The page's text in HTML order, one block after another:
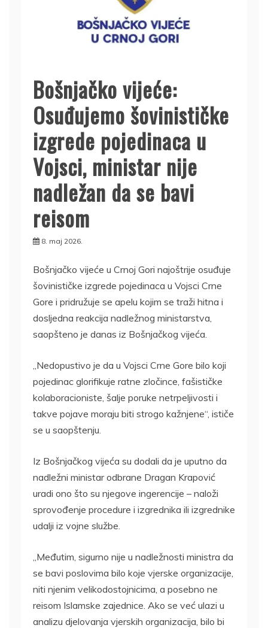
Bošnjačko vijeće:
Osuđujemo šovinističke
izgrede pojedinaca u
Vojsci, ministar nije
nadležan da se bavi
reisom
8. maj 2026.
Bošnjačko vijeće u Crnoj Gori najoštrije osuđuje
šovinističke izgrede pojedinaca u Vojsci Crne
Gore i pridružuje se apelu kojim se traži hitna i
dosljedna reakcija nadležnog ministarstva,
saopšteno je danas iz Bošnjačkog vijeća.
„Nedopustivo je da u Vojsci Crne Gore bilo koji
pojedinac glorifikuje ratne zločince, fašističke
kolaboracioniste, šalje poruke netrpeljivosti i
takve pojave moraju biti strogo kažnjene“, ističe
se u saopštenju.
Iz Bošnjačkog vijeća su dodali da je uputno da
nadležni ministar odbrane Dragan Krapović
uradi ono što su njegove ingerencije – naloži
sprovođenje procedure i izgrednika ili izgrednike
udalji iz vojne službe.
„Međutim, sigurno nije u nadležnosti ministra da
se bavi poslovima bilo koje vjerske organizacije,
niti njenim velikodostojnicima, a posebno ne
reisom Islamske zajednice. Ako se već ulazi u
analizu djelovanja vjerskih organizacija, bilo bi